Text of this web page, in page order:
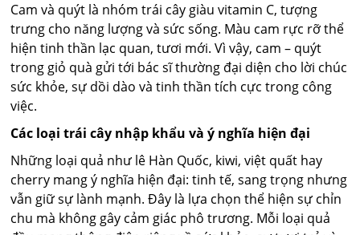
Cam và quýt là nhóm trái cây giàu vitamin C, tượng
trưng cho năng lượng và sức sống. Màu cam rực rỡ thể
hiện tinh thần lạc quan, tươi mới. Vì vậy, cam – quýt
trong giỏ quà gửi tới bác sĩ thường đại diện cho lời chúc
sức khỏe, sự dồi dào và tinh thần tích cực trong công
việc.
Các loại trái cây nhập khẩu và ý nghĩa hiện đại
Những loại quả như lê Hàn Quốc, kiwi, việt quất hay
cherry mang ý nghĩa hiện đại: tinh tế, sang trọng nhưng
vẫn giữ sự lành mạnh. Đây là lựa chọn thể hiện sự chỉn
chu mà không gây cảm giác phô trương. Mỗi loại quả